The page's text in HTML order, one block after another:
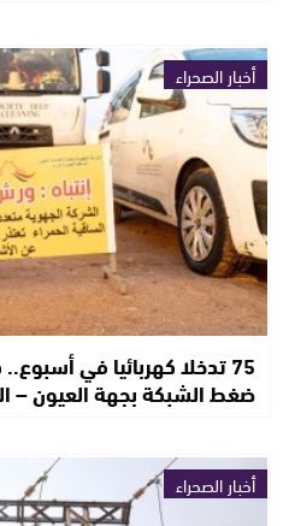
أخبار الصحراء
75 تدخلا كهربائيا في
ضغط الشبكة بجهة العيون –
أخبار الصحراء